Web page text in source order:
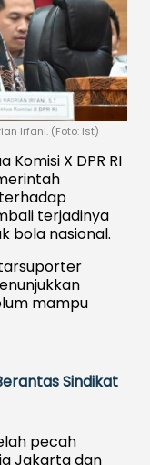
Irfani. (Foto: Ist)
X DPR RI
terjadinya
bola nasional.
mampu
Sindikat
pecah
Jakarta dan